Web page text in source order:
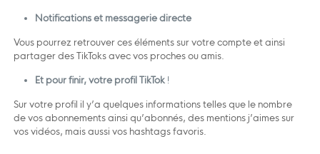
Notifications et messagerie directe
Vous pourrez retrouver ces éléments sur votre compte et ainsi
partager des TikToks avec vos proches ou amis.
Et pour finir, votre profil TikTok !
Sur votre profil il y’a quelques informations telles que le nombre
de vos abonnements ainsi qu’abonnés, des mentions j’aimes sur
vos vidéos, mais aussi vos hashtags favoris.